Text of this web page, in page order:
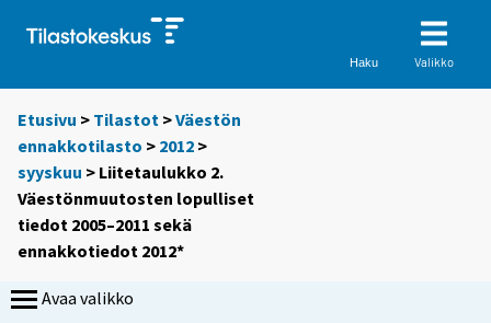
Haku Valikko
Etusivu > Tilastot >Väestön
ennakkotilasto > 2012 >
syyskuu > Liitetaulukko 2.
Väestönmuutosten lopulliset
tiedot 2005–2011 sekä
ennakkotiedot 2012*
Avaa valikko